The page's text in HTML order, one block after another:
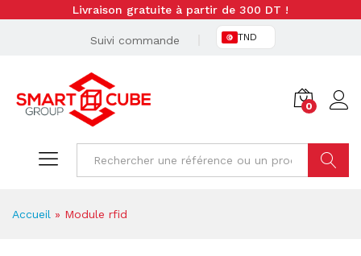
Livraison gratuite à partir de 300 DT !
Suivi commande TND
0
Accueil » Module rfid